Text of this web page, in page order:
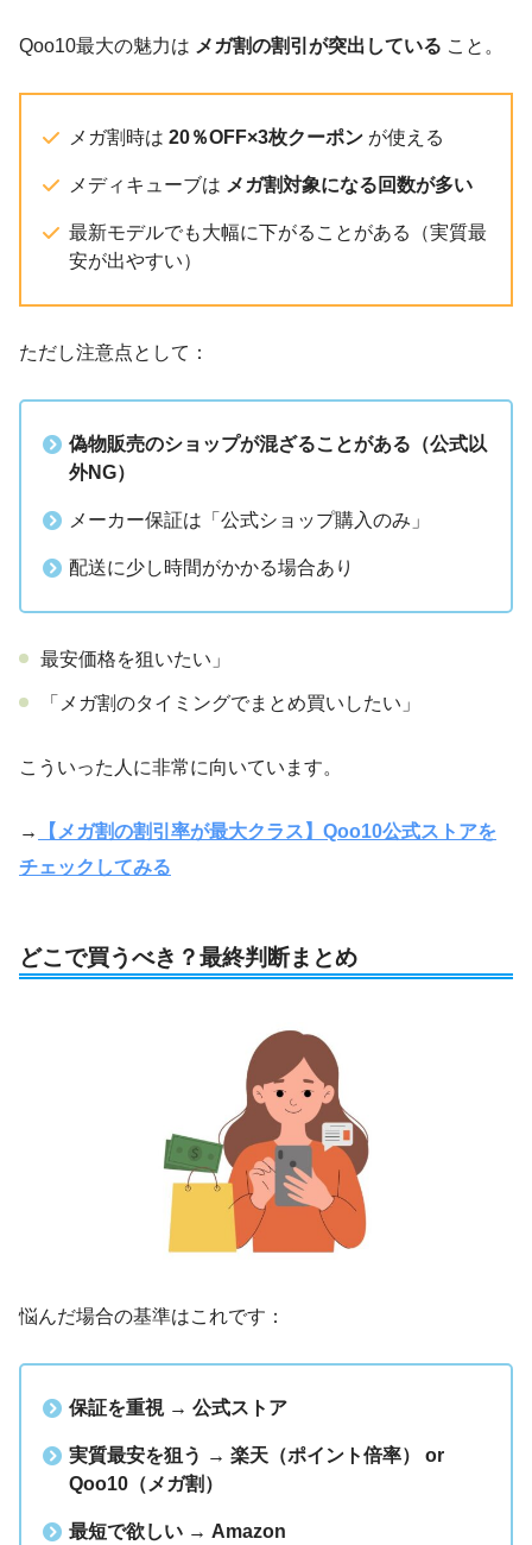
Qoo10最大の魅力は メガ割の割引が突出している こと。
メガ割時は 20％OFF×3枚クーポン が使える
メディキューブは メガ割対象になる回数が多い
最新モデルでも大幅に下がることがある（実質最
安が出やすい）
ただし注意点として：
偽物販売のショップが混ざることがある（公式以
外NG）
メーカー保証は「公式ショップ購入のみ」
配送に少し時間がかかる場合あり
最安価格を狙いたい」
「メガ割のタイミングでまとめ買いしたい」
こういった人に非常に向いています。
→
【メガ割の割引率が最大クラス】Qoo10公式ストアを
チェックしてみる
どこで買うべき？最終判断まとめ
悩んだ場合の基準はこれです：
保証を重視 → 公式ストア
実質最安を狙う → 楽天（ポイント倍率） or
Qoo10（メガ割）
最短で欲しい → Amazon